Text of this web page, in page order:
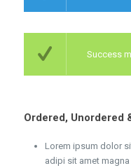
Success
Ordered, Unordered
Lorem ipsum dolor
adipi sit amet